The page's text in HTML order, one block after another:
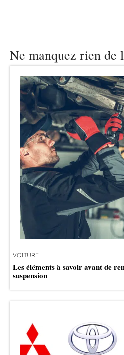
Ne manquez rien de
VOITURE
Les éléments à savoir avant de
suspension